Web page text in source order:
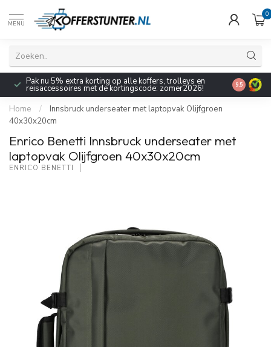
MENU
0
Pak nu 5% extra korting op alle koffers, trolleys en
reisaccessoires met de kortingscode: zomer2026! 9.5
Home /
Innsbruck underseater met laptopvak Olijfgroen
40x30x20cm
Enrico Benetti Innsbruck underseater met
laptopvak Olijfgroen 40x30x20cm
ENRICO BENETTI